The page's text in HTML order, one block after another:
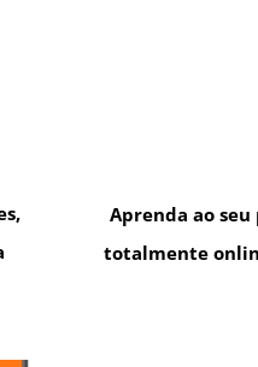
Aprenda ao
totalmente